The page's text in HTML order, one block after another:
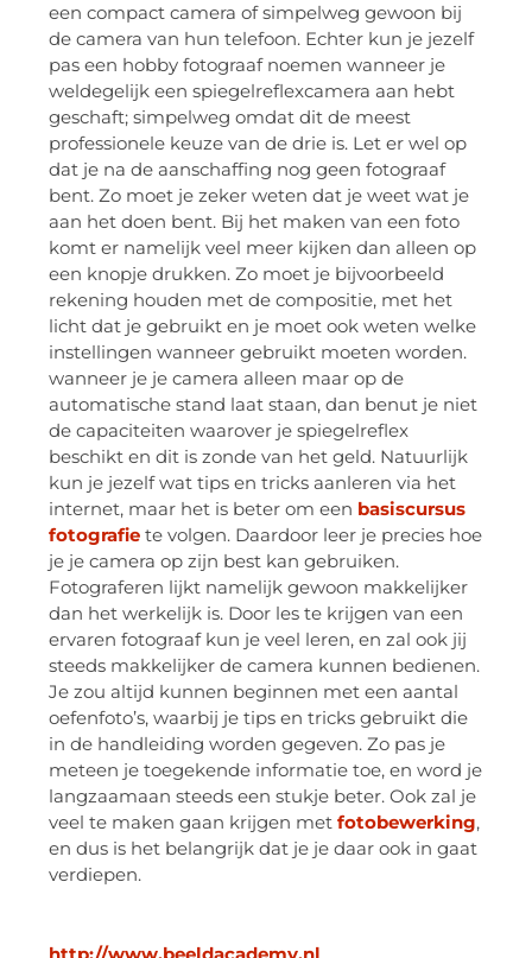
een compact camera of simpelweg gewoon bij
de camera van hun telefoon. Echter kun je jezelf
pas een hobby fotograaf noemen wanneer je
weldegelijk een spiegelreflexcamera aan hebt
geschaft; simpelweg omdat dit de meest
professionele keuze van de drie is. Let er wel op
dat je na de aanschaffing nog geen fotograaf
bent. Zo moet je zeker weten dat je weet wat je
aan het doen bent. Bij het maken van een foto
komt er namelijk veel meer kijken dan alleen op
een knopje drukken. Zo moet je bijvoorbeeld
rekening houden met de compositie, met het
licht dat je gebruikt en je moet ook weten welke
instellingen wanneer gebruikt moeten worden.
wanneer je je camera alleen maar op de
automatische stand laat staan, dan benut je niet
de capaciteiten waarover je spiegelreflex
beschikt en dit is zonde van het geld. Natuurlijk
kun je jezelf wat tips en tricks aanleren via het
internet, maar het is beter om een basiscursus
fotografie te volgen. Daardoor leer je precies hoe
je je camera op zijn best kan gebruiken.
Fotograferen lijkt namelijk gewoon makkelijker
dan het werkelijk is. Door les te krijgen van een
ervaren fotograaf kun je veel leren, en zal ook jij
steeds makkelijker de camera kunnen bedienen.
Je zou altijd kunnen beginnen met een aantal
oefenfoto’s, waarbij je tips en tricks gebruikt die
in de handleiding worden gegeven. Zo pas je
meteen je toegekende informatie toe, en word je
langzaamaan steeds een stukje beter. Ook zal je
veel te maken gaan krijgen met fotobewerking,
en dus is het belangrijk dat je je daar ook in gaat
verdiepen.